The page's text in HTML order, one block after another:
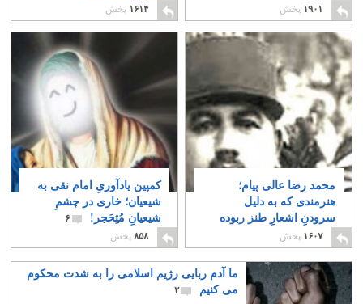
۱۹۰۱ پخش
جوانمردیست که ایستاده
مردن را برگزید!
۱۲
۱۶۱۴ پخش
محمد رضا عالی پیام؛
هنرمندی که به دلیل
سرودنِ اشعارِ طنز ربوده
شد!
۶ ۱۶۰۷ پخش
کمپین یادآوریِ امام نقی به
شیعیان؛ خاری در چشمِ
شیعیانِ مُتِحَجر!
۶
۸۵۸ پخش
ما آدم ربایی رژیم اسلامی را به شدت محکوم
می کنیم
۲